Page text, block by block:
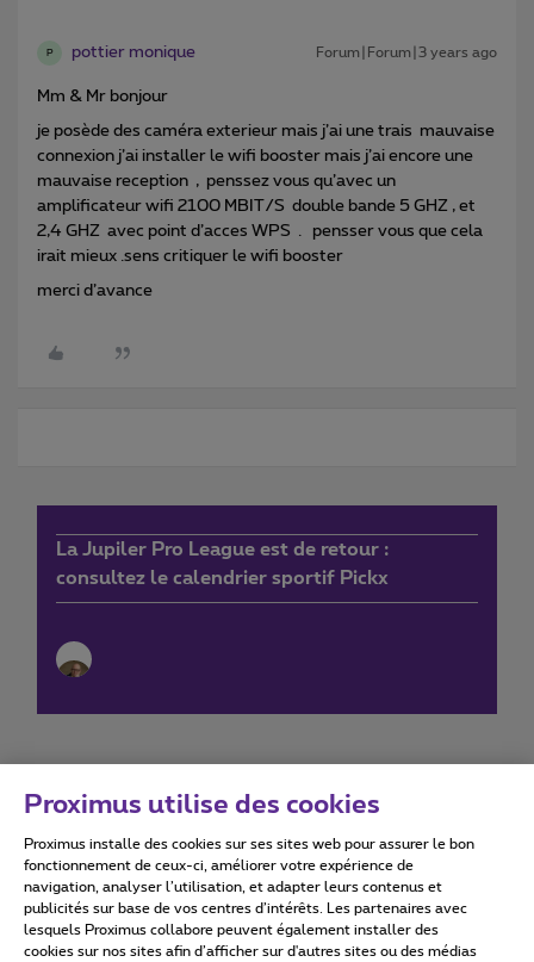
P pottier monique Forum|Forum|3 years ago
Mm & Mr bonjour
je posède des caméra exterieur mais j’ai une trais mauvaise
connexion j’ai installer le wifi booster mais j’ai encore une
mauvaise reception , penssez vous qu’avec un
amplificateur wifi 2100 MBIT/S double bande 5 GHZ , et
2,4 GHZ avec point d’acces WPS . pensser vous que cela
irait mieux .sens critiquer le wifi booster
merci d’avance
La Jupiler Pro League est de retour :
consultez le calendrier sportif Pickx
Conditions d'utilisation Accessibility statement
Proximus utilise des cookies
Proximus installe des cookies sur ses sites web pour assurer le bon
fonctionnement de ceux-ci, améliorer votre expérience de
navigation, analyser l’utilisation, et adapter leurs contenus et
publicités sur base de vos centres d’intérêts. Les partenaires avec
lesquels Proximus collabore peuvent également installer des
cookies sur nos sites afin d’afficher sur d'autres sites ou des médias